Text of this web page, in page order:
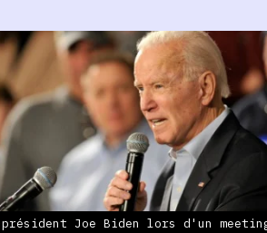
Joe Biden lors d'un